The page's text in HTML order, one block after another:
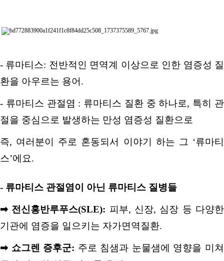
- 류마티스: 전반적인 면역계 이상으로 인한 염증성 질
환을 아우르는 용어 .
- 류마티스 관절염 : 류마티스 질환 중 하나로, 특히 관
절을 중심으로 발생하는 만성 염증성 질환으로
즉, 여러분이 주로 혼동되서 이야기 하는 그 ‘류마티
스’에요.
- 류마티스 관절염이 아닌 류마티스 질병들
➡ 전신홍반루푸스(SLE): 피부, 신장, 심장 등 다양한
기관에 염증을 일으키는 자가면역질환.
➡ 쇼그렌 증후군: 주로 침샘과 눈물샘에 영향을 미쳐